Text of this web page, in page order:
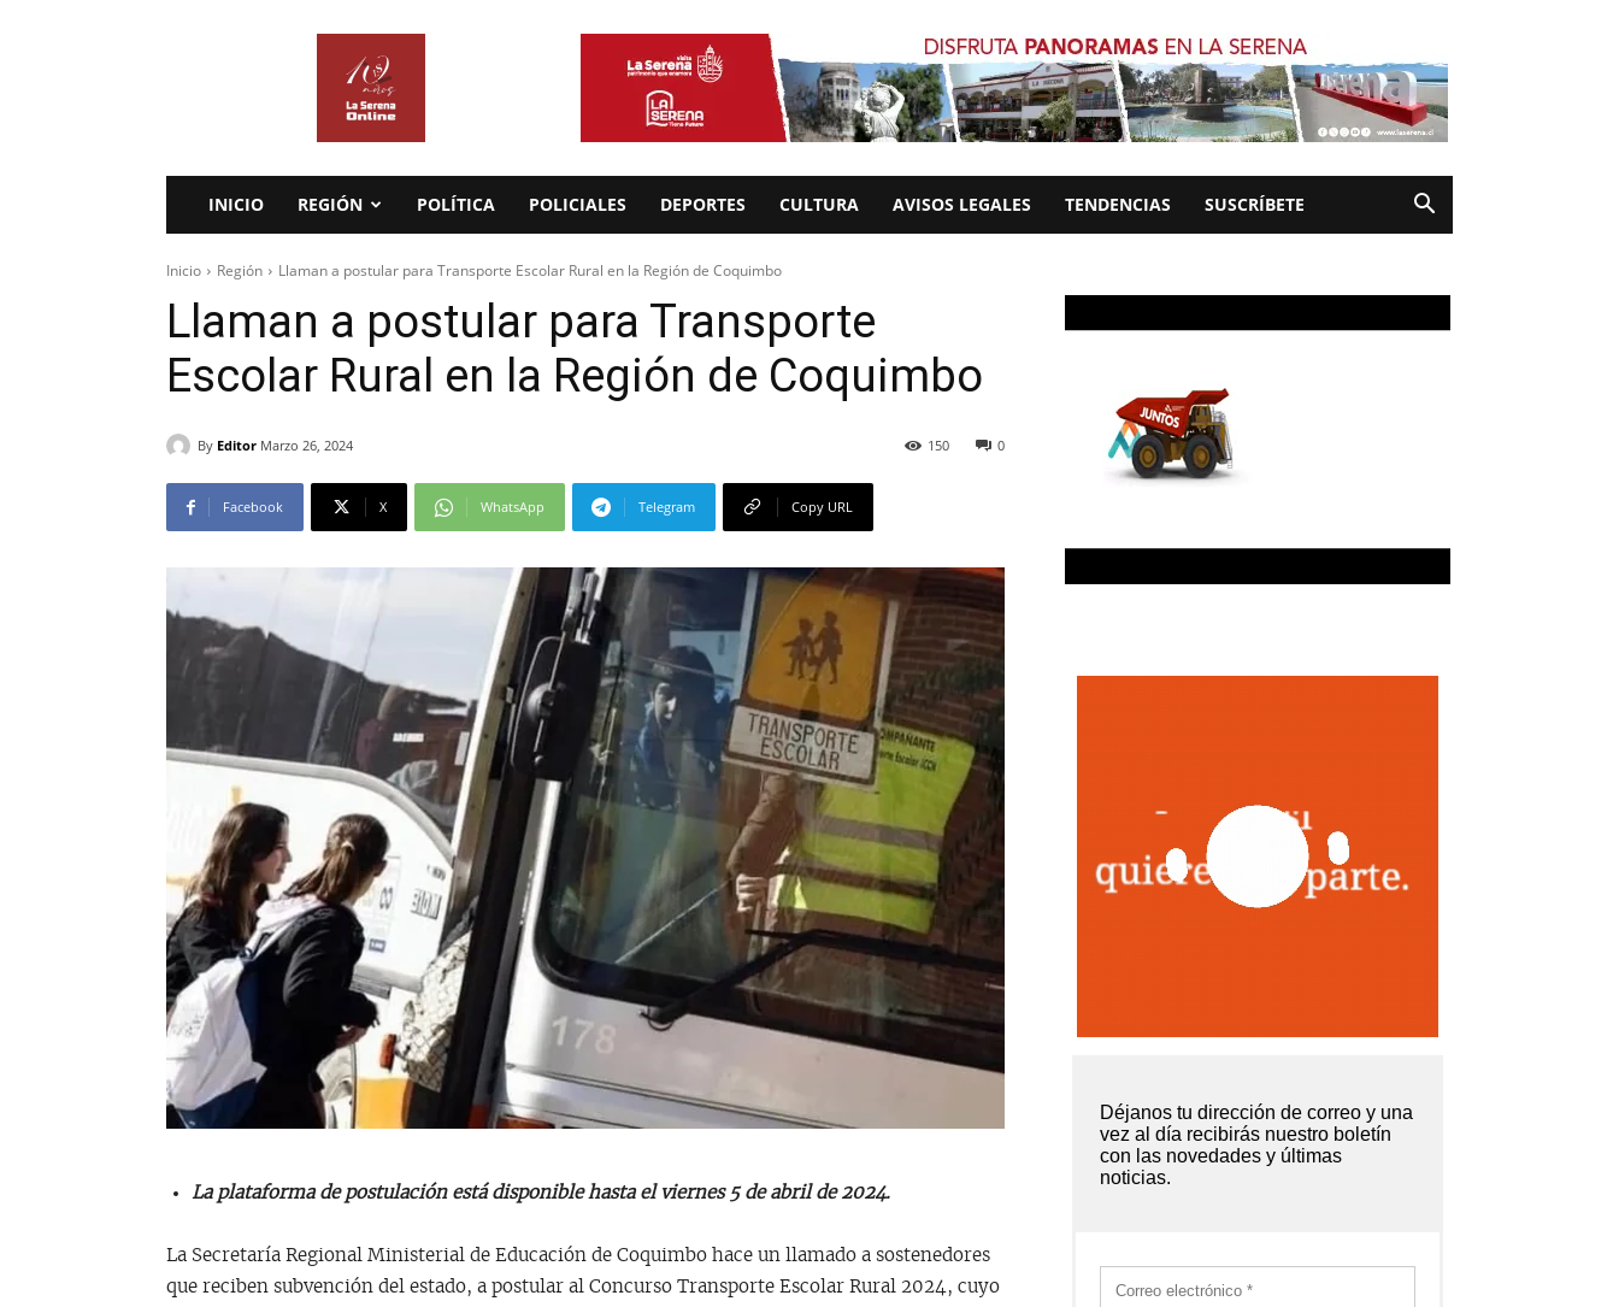
INICIO REGIÓN POLÍTICA POLICIALES DEPORTES CULTURA AVISOS LEGALES TENDENCIAS SUSCRÍBETE
Inicio Región Llaman a postular para Transporte Escolar Rural en la Región de Coquimbo
Llaman a postular para Transporte
Escolar Rural en la Región de Coquimbo
By Editor Marzo 26, 2024 0
150
Facebook X WhatsApp Telegram Copy URL
La plataforma de postulación está disponible hasta el viernes 5 de abril de 2024.
La Secretaría Regional Ministerial de Educación de Coquimbo hace un llamado a sostenedores
que reciben subvención del estado, a postular al Concurso Transporte Escolar Rural 2024, cuyo